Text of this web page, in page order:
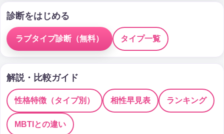
診断をはじめる
ラブタイプ診断（無料） タイプ一覧
解説・比較ガイド
性格特徴（タイプ別） 相性早見表 ランキング
MBTIとの違い